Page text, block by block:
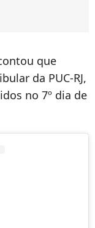
que
da PUC-RJ,
no 7º dia de